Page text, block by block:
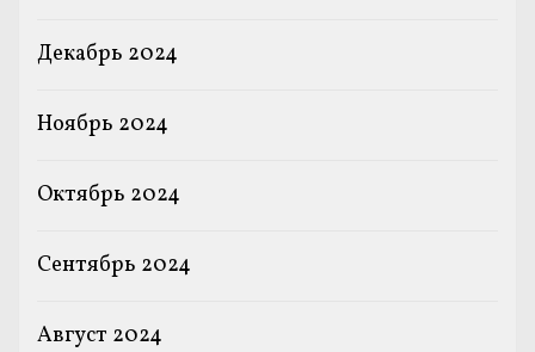
Декабрь 2024
Ноябрь 2024
Октябрь 2024
Сентябрь 2024
Август 2024